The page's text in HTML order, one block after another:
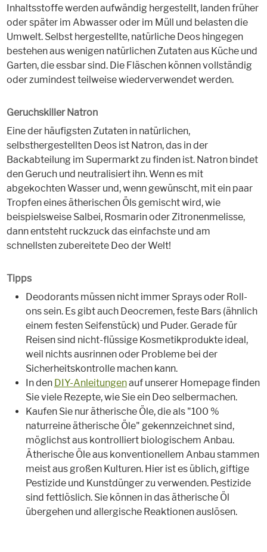
Inhaltsstoffe werden aufwändig hergestellt, landen früher
oder später im Abwasser oder im Müll und belasten die
Umwelt. Selbst hergestellte, natürliche Deos hingegen
bestehen aus wenigen natürlichen Zutaten aus Küche und
Garten, die essbar sind. Die Fläschen können vollständig
oder zumindest teilweise wiederverwendet werden.
Geruchskiller Natron
Eine der häufigsten Zutaten in natürlichen,
selbsthergestellten Deos ist Natron, das in der
Backabteilung im Supermarkt zu finden ist. Natron bindet
den Geruch und neutralisiert ihn. Wenn es mit
abgekochten Wasser und, wenn gewünscht, mit ein paar
Tropfen eines ätherischen Öls gemischt wird, wie
beispielsweise Salbei, Rosmarin oder Zitronenmelisse,
dann entsteht ruckzuck das einfachste und am
schnellsten zubereitete Deo der Welt!
Tipps
Deodorants müssen nicht immer Sprays oder Roll-
ons sein. Es gibt auch Deocremen, feste Bars (ähnlich
einem festen Seifenstück) und Puder. Gerade für
Reisen sind nicht-flüssige Kosmetikprodukte ideal,
weil nichts ausrinnen oder Probleme bei der
Sicherheitskontrolle machen kann.
In den DIY-Anleitungenauf unserer Homepage finden
Sie viele Rezepte, wie Sie ein Deo selbermachen.
Kaufen Sie nur ätherische Öle, die als "100 %
naturreine ätherische Öle" gekennzeichnet sind,
möglichst aus kontrolliert biologischem Anbau.
Ätherische Öle aus konventionellem Anbau stammen
meist aus großen Kulturen. Hier ist es üblich, giftige
Pestizide und Kunstdünger zu verwenden. Pestizide
sind fettlöslich. Sie können in das ätherische Öl
übergehen und allergische Reaktionen auslösen.